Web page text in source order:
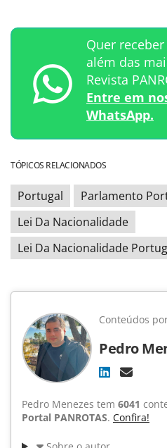
Quer
além das
Revista
Entre em
WhatsApp.
TÓPICOS RELACIONADOS
Portugal
Parlamento
Lei Da Nacionalidade
Lei Da Nacionalidade
Conteúdos
Pedro
Pedro Menezes tem 6041
Portal PANROTAS. Confira!